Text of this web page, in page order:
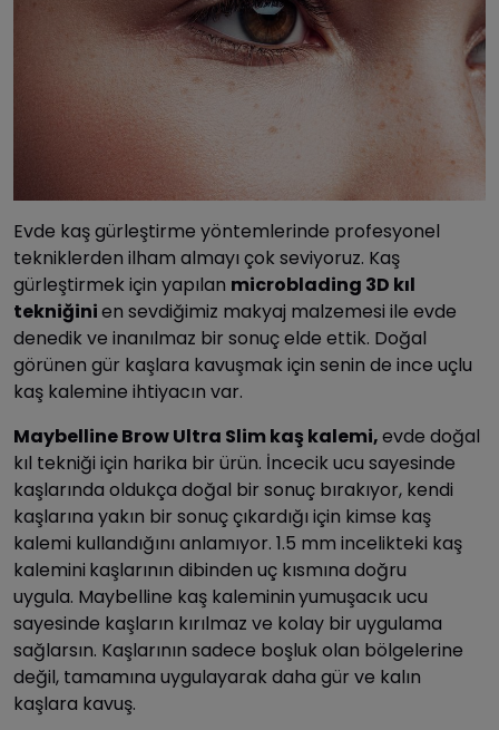
Evde kaş gürleştirme yöntemlerinde profesyonel
tekniklerden ilham almayı çok seviyoruz. Kaş
gürleştirmek için yapılan microblading 3D kıl
tekniğinien sevdiğimiz makyaj malzemesi ile evde
denedik ve inanılmaz bir sonuç elde ettik. Doğal
görünen gür kaşlara kavuşmak için senin de ince uçlu
kaş kalemine ihtiyacın var.
Maybelline Brow Ultra Slim kaş kalemi,evde doğal
kıl tekniği için harika bir ürün. İncecik ucu sayesinde
kaşlarında oldukça doğal bir sonuç bırakıyor, kendi
kaşlarına yakın bir sonuç çıkardığı için kimse kaş
kalemi kullandığını anlamıyor. 1.5 mm incelikteki kaş
kalemini kaşlarının dibinden uç kısmına doğru
uygula. Maybelline kaş kalemininyumuşacık ucu
sayesinde kaşların kırılmaz ve kolay bir uygulama
sağlarsın. Kaşlarının sadece boşluk olan bölgelerine
değil, tamamına uygulayarak daha gür ve kalın
kaşlara kavuş.